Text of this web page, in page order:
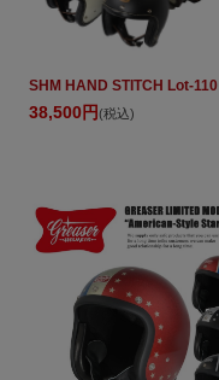
SHM HAND STITCH Lot-110
38,500円(税込)